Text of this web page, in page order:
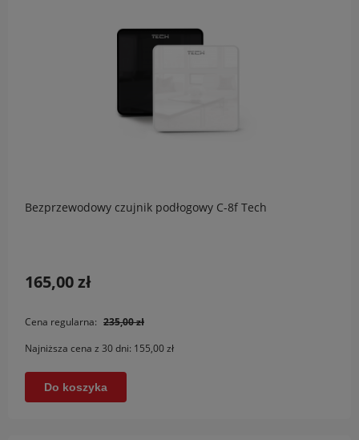
Bezprzewodowy czujnik podłogowy C-8f Tech
165,00 zł
Cena regularna: 235,00 zł
Najniższa cena z 30 dni: 155,00 zł
Do koszyka